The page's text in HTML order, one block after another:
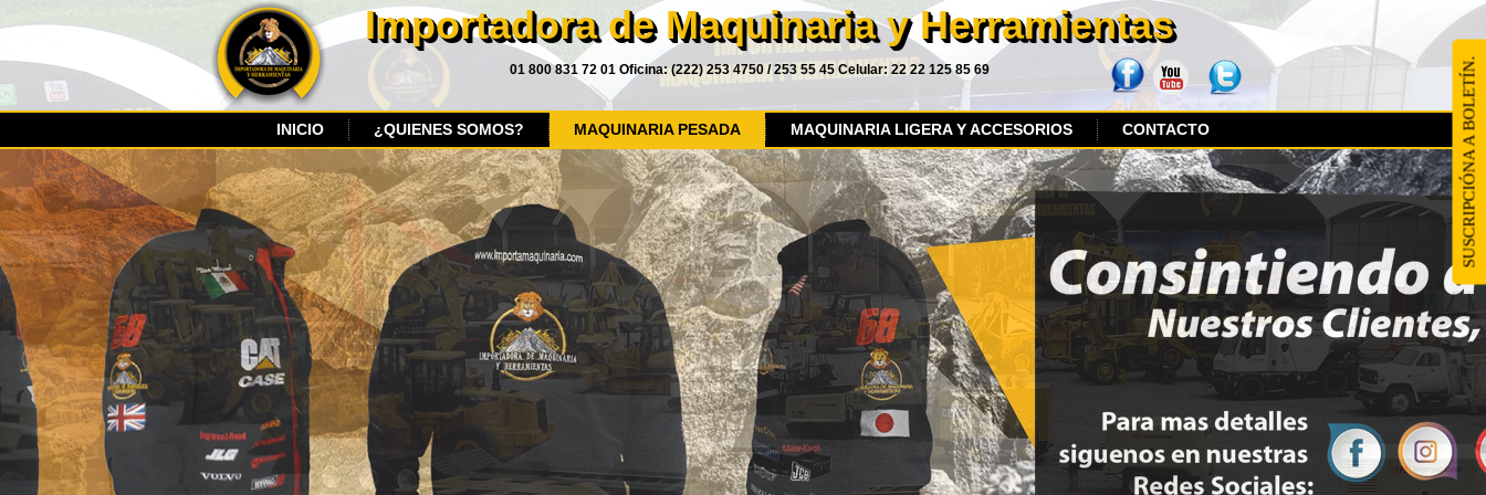
Importadora de Maquinaria y Herramientas
01 800 831 72 01 Oficina: (222) 253 4750 / 253 55 45 Celular: 22 22 125 85 69
INICIO ¿QUIENES SOMOS? MAQUINARIA PESADA MAQUINARIA LIGERA Y ACCESORIOS CONTACTO SUSCRIPCIÓNA A BOLETÍN.